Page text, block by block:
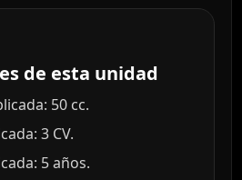
de esta unidad
50 cc.
3 CV.
5 años.